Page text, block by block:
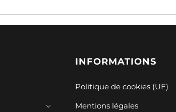
INFORMATIONS
Politique de cookies (UE)
Mentions légales